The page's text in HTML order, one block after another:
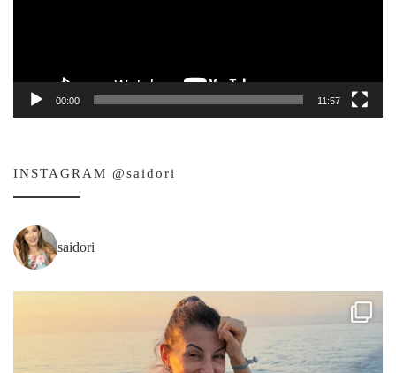
00:00 11:57
INSTAGRAM @saidori
saidori